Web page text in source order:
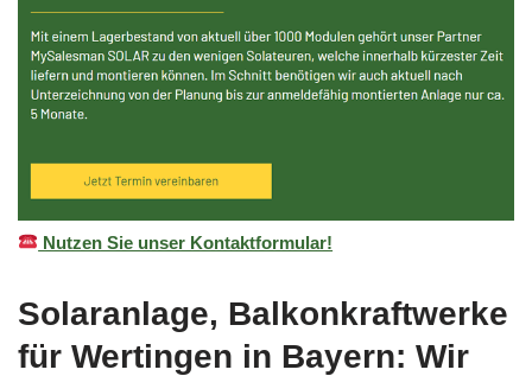
Nutzen Sie unser Kontaktformular!
Solaranlage, Balkonkraftwerke
für Wertingen in Bayern: Wir